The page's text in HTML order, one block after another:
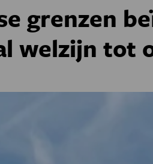
grenzen
welzijn tot